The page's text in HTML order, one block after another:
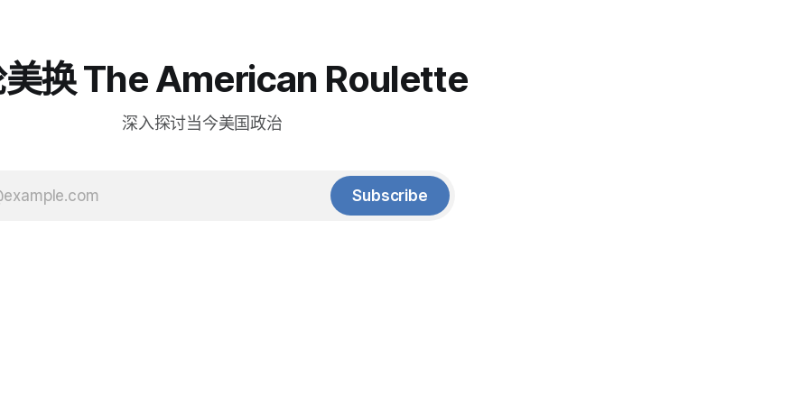
换 The American Roulette
深入探讨当今美国政治
Subscribe